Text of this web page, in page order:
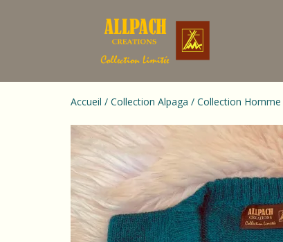
Accueil / Collection Alpaga / Collection Homme